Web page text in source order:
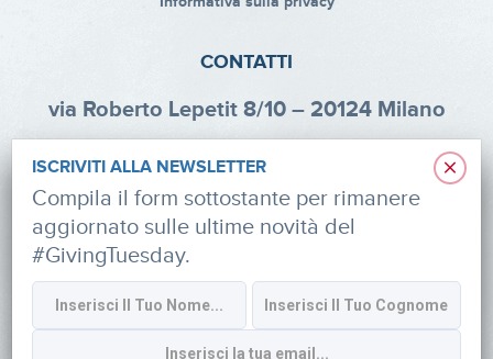
CONTATTI
via Roberto Lepetit 8/10 – 20124 Milano
Tel: +39 02 47924880
CF: 91374340379
SOCIAL
×
ISCRIVITI ALLA NEWSLETTER
Compila il form sottostante per rimanere
aggiornato sulle ultime novità del
#GivingTuesday.